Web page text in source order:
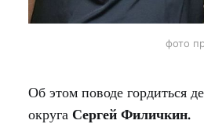
фото
Об этом поводе гордиться
округа Сергей Филичкин.